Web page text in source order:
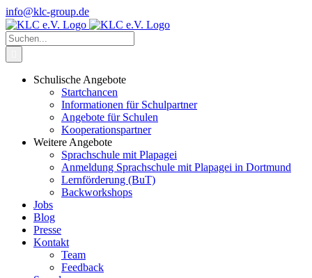
Zum
Inhalt
springen
info@klc-group.de
Facebook
Instagram
Suche
nach:
Schulische Angebote
Startchancen
Informationen für Schulpartner
Angebote für Schulen
Kooperationspartner
Weitere Angebote
Sprachschule mit Plapagei
Anmeldung Sprachschule mit Plapagei in Dortmund
Lernförderung (BuT)
Backworkshops
Jobs
Blog
Presse
Kontakt
Team
Feedback